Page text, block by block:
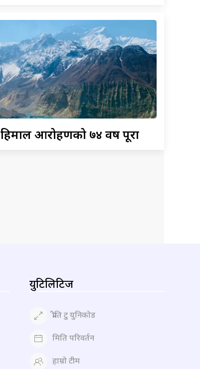
हिमाल आरोहणको ७४ वर्ष पूरा
युटिलिटिज
प्रीति टु युनिकोड
मिति परिवर्तन
हाम्रो टीम